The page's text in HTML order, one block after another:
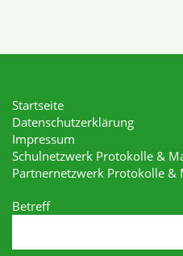
Startseite
Datenschutzerklärung
Impressum
Schulnetzwerk Protokolle &
Partnernetzwerk Protokolle &
Betreff